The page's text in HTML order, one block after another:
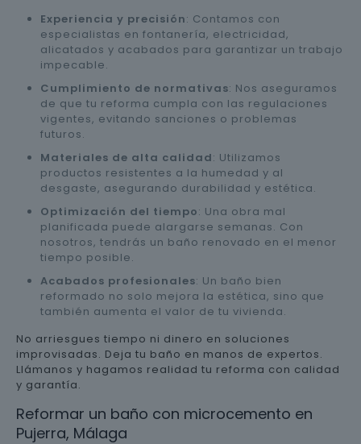
Experiencia y precisión: Contamos con
especialistas en fontanería, electricidad,
alicatados y acabados para garantizar un trabajo
impecable.
Cumplimiento de normativas: Nos aseguramos
de que tu reforma cumpla con las regulaciones
vigentes, evitando sanciones o problemas
futuros.
Materiales de alta calidad: Utilizamos
productos resistentes a la humedad y al
desgaste, asegurando durabilidad y estética.
Optimización del tiempo: Una obra mal
planificada puede alargarse semanas. Con
nosotros, tendrás un baño renovado en el menor
tiempo posible.
Acabados profesionales: Un baño bien
reformado no solo mejora la estética, sino que
también aumenta el valor de tu vivienda.
No arriesgues tiempo ni dinero en soluciones
improvisadas. Deja tu baño en manos de expertos.
Llámanos y hagamos realidad tu reforma con calidad
y garantía.
Reformar un baño con microcemento en
Pujerra, Málaga